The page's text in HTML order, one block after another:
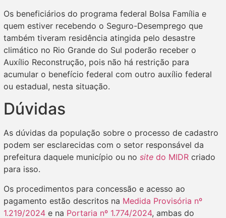
Os beneficiários do programa federal Bolsa Família e
quem estiver recebendo o Seguro-Desemprego que
também tiveram residência atingida pelo desastre
climático no Rio Grande do Sul poderão receber o
Auxílio Reconstrução, pois não há restrição para
acumular o benefício federal com outro auxílio federal
ou estadual, nesta situação.
Dúvidas
As dúvidas da população sobre o processo de cadastro
podem ser esclarecidas com o setor responsável da
prefeitura daquele município ou no site do MIDR criado
para isso.
Os procedimentos para concessão e acesso ao
pagamento estão descritos na Medida Provisória nº
1.219/2024 e na Portaria nº 1.774/2024, ambas do